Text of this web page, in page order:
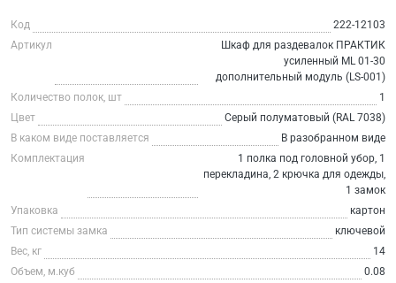
Код
222-12103
Артикул
Шкаф для раздевалок ПРАКТИК
усиленный ML 01-30
дополнительный модуль (LS-001)
Количество полок, шт
1
Цвет
Серый полуматовый (RAL 7038)
В каком виде поставляется
В разобранном виде
Комплектация
1 полка под головной убор, 1
перекладина, 2 крючка для одежды,
1 замок
Упаковка
картон
Тип системы замка
ключевой
Вес, кг
14
Объем, м.куб
0.08